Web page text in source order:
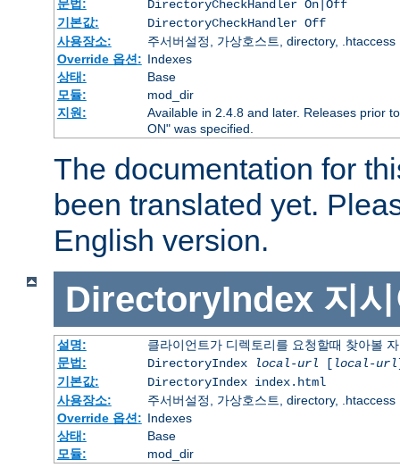
문법:
DirectoryCheckHandler On|Off
기본값:
DirectoryCheckHandler Off
사용장소:
주서버설정, 가상호스트, directory, .htaccess
Override 옵션: Indexes
상태:
Base
모듈:
mod_dir
지원:
Available in 2.4.8 and later. Releases prior
ON" was specified.
The documentation for
been translated yet.
English version.
DirectoryIndex 지
설명:
클라이언트가 디렉토리를 요청할때 찾아볼
문법:
DirectoryIndex local-url [ local-url
기본값:
DirectoryIndex index.html
사용장소:
주서버설정, 가상호스트, directory, .htaccess
Override 옵션: Indexes
상태:
Base
모듈:
mod_dir